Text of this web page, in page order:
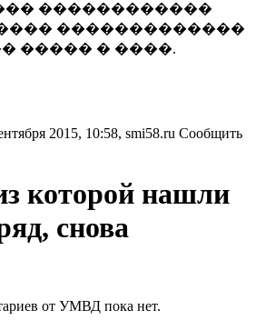
������������
�������������
����� � ����.
2015, 10:58, smi58.ru Сообщить
которой нашли
снова
от УМВД пока нет.